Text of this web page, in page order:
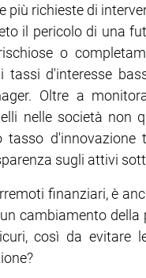
più richieste di
il pericolo di una
o
tassi d'interesse
Oltre a
nelle società non
d'innovazione
sugli attivi
finanziari, è
un cambiamento
così da evitare